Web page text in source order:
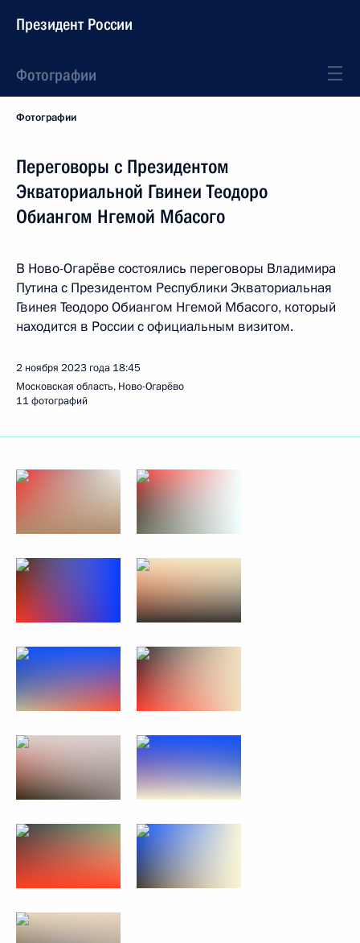
Президент России
Фотографии
Фотографии
Переговоры с Президентом
Экваториальной Гвинеи Теодоро
Обиангом Нгемой Мбасого
В Ново-Огарёве состоялись переговоры Владимира
Путина с Президентом Республики Экваториальная
Гвинея Теодоро Обиангом Нгемой Мбасого, который
находится в России с официальным визитом.
2 ноября 2023 года 18:45
Московская область, Ново-Огарёво
11 фотографий